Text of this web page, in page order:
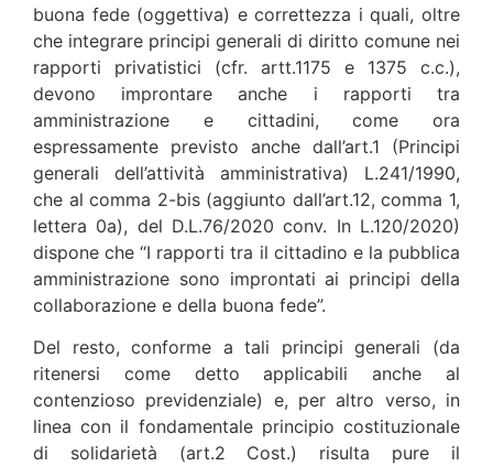
buona fede (oggettiva) e correttezza i quali, oltre
che integrare principi generali di diritto comune nei
rapporti privatistici (cfr. artt.1175 e 1375 c.c.),
devono improntare anche i rapporti tra
amministrazione e cittadini, come ora
espressamente previsto anche dall’art.1 (Principi
generali dell’attività amministrativa) L.241/1990,
che al comma 2-bis (aggiunto dall’art.12, comma 1,
lettera 0a), del D.L.76/2020 conv. In L.120/2020)
dispone che “I rapporti tra il cittadino e la pubblica
amministrazione sono improntati ai principi della
collaborazione e della buona fede”.
Del resto, conforme a tali principi generali (da
ritenersi come detto applicabili anche al
contenzioso previdenziale) e, per altro verso, in
linea con il fondamentale principio costituzionale
di solidarietà (art.2 Cost.) risulta pure il